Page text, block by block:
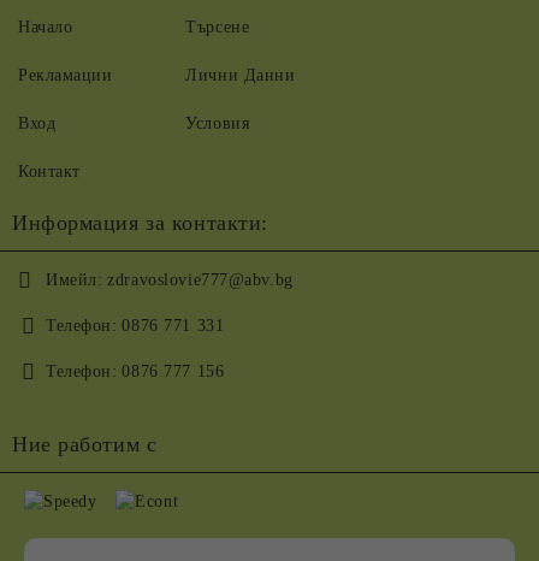
Начало
Рекламации
Вход
Контакт
Търсене
Лични Данни
Условия
Информация за контакти:
Имейл: zdravoslovie777@abv.bg
Телефон: 0876 771 331
Телефон: 0876 777 156
Ние работим с